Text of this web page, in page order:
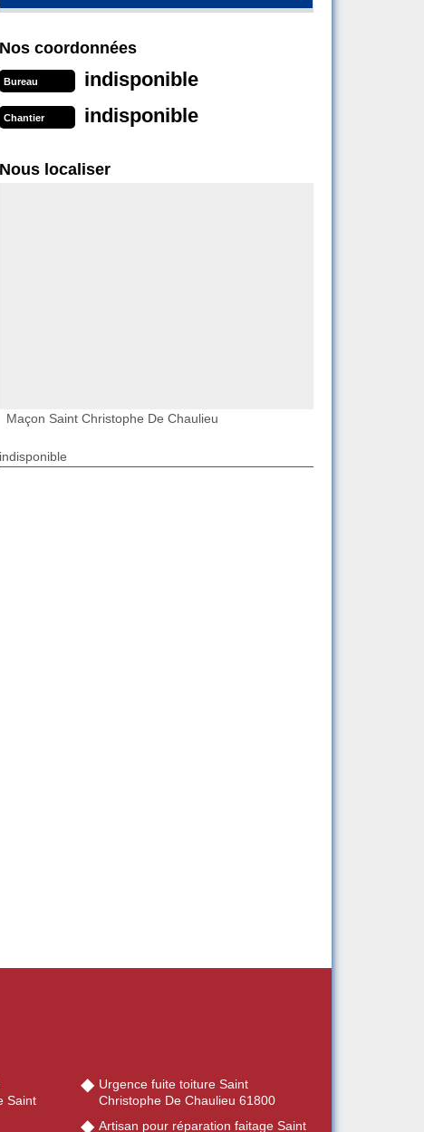
Nos coordonnées
Bureau indisponible
Chantier indisponible
Nous localiser
Maçon Saint Christophe De Chaulieu
indisponible
Saint
Urgence fuite toiture Saint
Christophe De Chaulieu 61800
Artisan pour réparation faitage Saint